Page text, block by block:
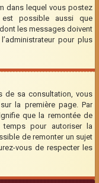
dans lequel vous postez
possible aussi que
les messages doivent
pour plus
de sa consultation, vous
la première page. Par
que la remontée de
temps pour autoriser la
de remonter un sujet
vous de respecter les